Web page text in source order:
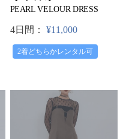
PEARL VELOUR DRESS
4日間： ¥11,000
2着どちらかレンタル可